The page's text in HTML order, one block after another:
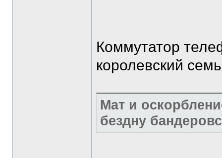
Коммутатор
королевский
Мат и
бездну